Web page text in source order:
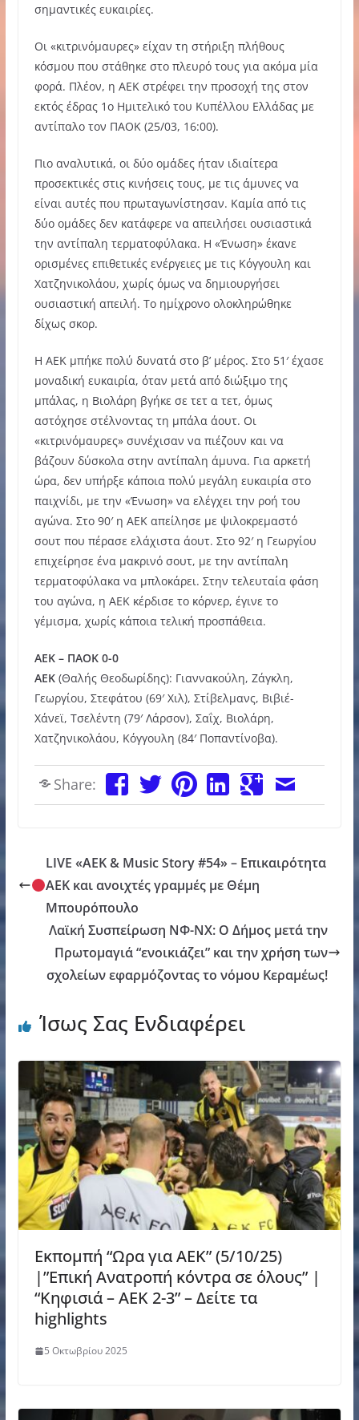
σημαντικές ευκαιρίες.
Οι «κιτρινόμαυρες» είχαν τη στήριξη πλήθους
κόσμου που στάθηκε στο πλευρό τους για ακόμα μία
φορά. Πλέον, η ΑΕΚ στρέφει την προσοχή της στον
εκτός έδρας 1ο Ημιτελικό του Κυπέλλου Ελλάδας με
αντίπαλο τον ΠΑΟΚ (25/03, 16:00).
Πιο αναλυτικά, οι δύο ομάδες ήταν ιδιαίτερα
προσεκτικές στις κινήσεις τους, με τις άμυνες να
είναι αυτές που πρωταγωνίστησαν. Καμία από τις
δύο ομάδες δεν κατάφερε να απειλήσει ουσιαστικά
την αντίπαλη τερματοφύλακα. Η «Ένωση» έκανε
ορισμένες επιθετικές ενέργειες με τις Κόγγουλη και
Χατζηνικολάου, χωρίς όμως να δημιουργήσει
ουσιαστική απειλή. Το ημίχρονο ολοκληρώθηκε
δίχως σκορ.
Η ΑΕΚ μπήκε πολύ δυνατά στο β’ μέρος. Στο 51′ έχασε
μοναδική ευκαιρία, όταν μετά από διώξιμο της
μπάλας, η Βιολάρη βγήκε σε τετ α τετ, όμως
αστόχησε στέλνοντας τη μπάλα άουτ. Οι
«κιτρινόμαυρες» συνέχισαν να πιέζουν και να
βάζουν δύσκολα στην αντίπαλη άμυνα. Για αρκετή
ώρα, δεν υπήρξε κάποια πολύ μεγάλη ευκαιρία στο
παιχνίδι, με την «Ένωση» να ελέγχει την ροή του
αγώνα. Στο 90′ η ΑΕΚ απείλησε με ψιλοκρεμαστό
σουτ που πέρασε ελάχιστα άουτ. Στο 92′ η Γεωργίου
επιχείρησε ένα μακρινό σουτ, με την αντίπαλη
τερματοφύλακα να μπλοκάρει. Στην τελευταία φάση
του αγώνα, η ΑΕΚ κέρδισε το κόρνερ, έγινε το
γέμισμα, χωρίς κάποια τελική προσπάθεια.
ΑΕΚ – ΠΑΟΚ 0-0
ΑΕΚ (Θαλής Θεοδωρίδης): Γιαννακούλη, Ζάγκλη,
Γεωργίου, Στεφάτου (69′ Χιλ), Στίβελμανς, Βιβιέ-
Χάνεϊ, Τσελέντη (79′ Λάρσον), Σαΐχ, Βιολάρη,
Χατζηνικολάου, Κόγγουλη (84′ Ποπαντίνοβα).
Share:
LIVE «ΑΕΚ & Music Story #54» – Επικαιρότητα
ΑΕΚ και ανοιχτές γραμμές με Θέμη
Μπουρόπουλο
Λαϊκή Συσπείρωση ΝΦ-ΝΧ: Ο Δήμος μετά την
Πρωτομαγιά “ενοικιάζει” και την χρήση των
σχολείων εφαρμόζοντας το νόμου Κεραμέως!
Ίσως Σας Ενδιαφέρει
Εκπομπή “Ωρα για ΑΕΚ” (5/10/25)
|”Επική Ανατροπή κόντρα σε όλους” |
“Κηφισιά – ΑΕΚ 2-3” – Δείτε τα
highlights
5 Οκτωβρίου 2025